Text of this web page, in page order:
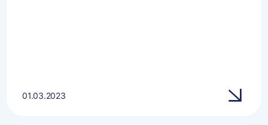
01.03.2023